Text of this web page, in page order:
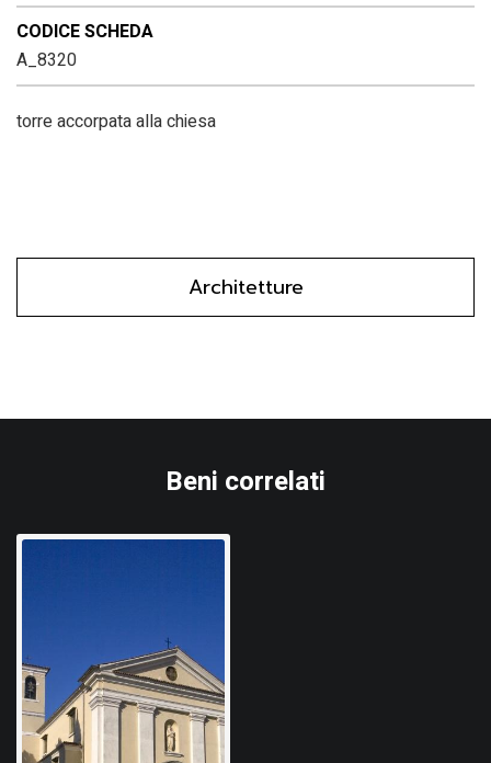
CODICE SCHEDA
A_8320
torre accorpata alla chiesa
Architetture
Beni correlati